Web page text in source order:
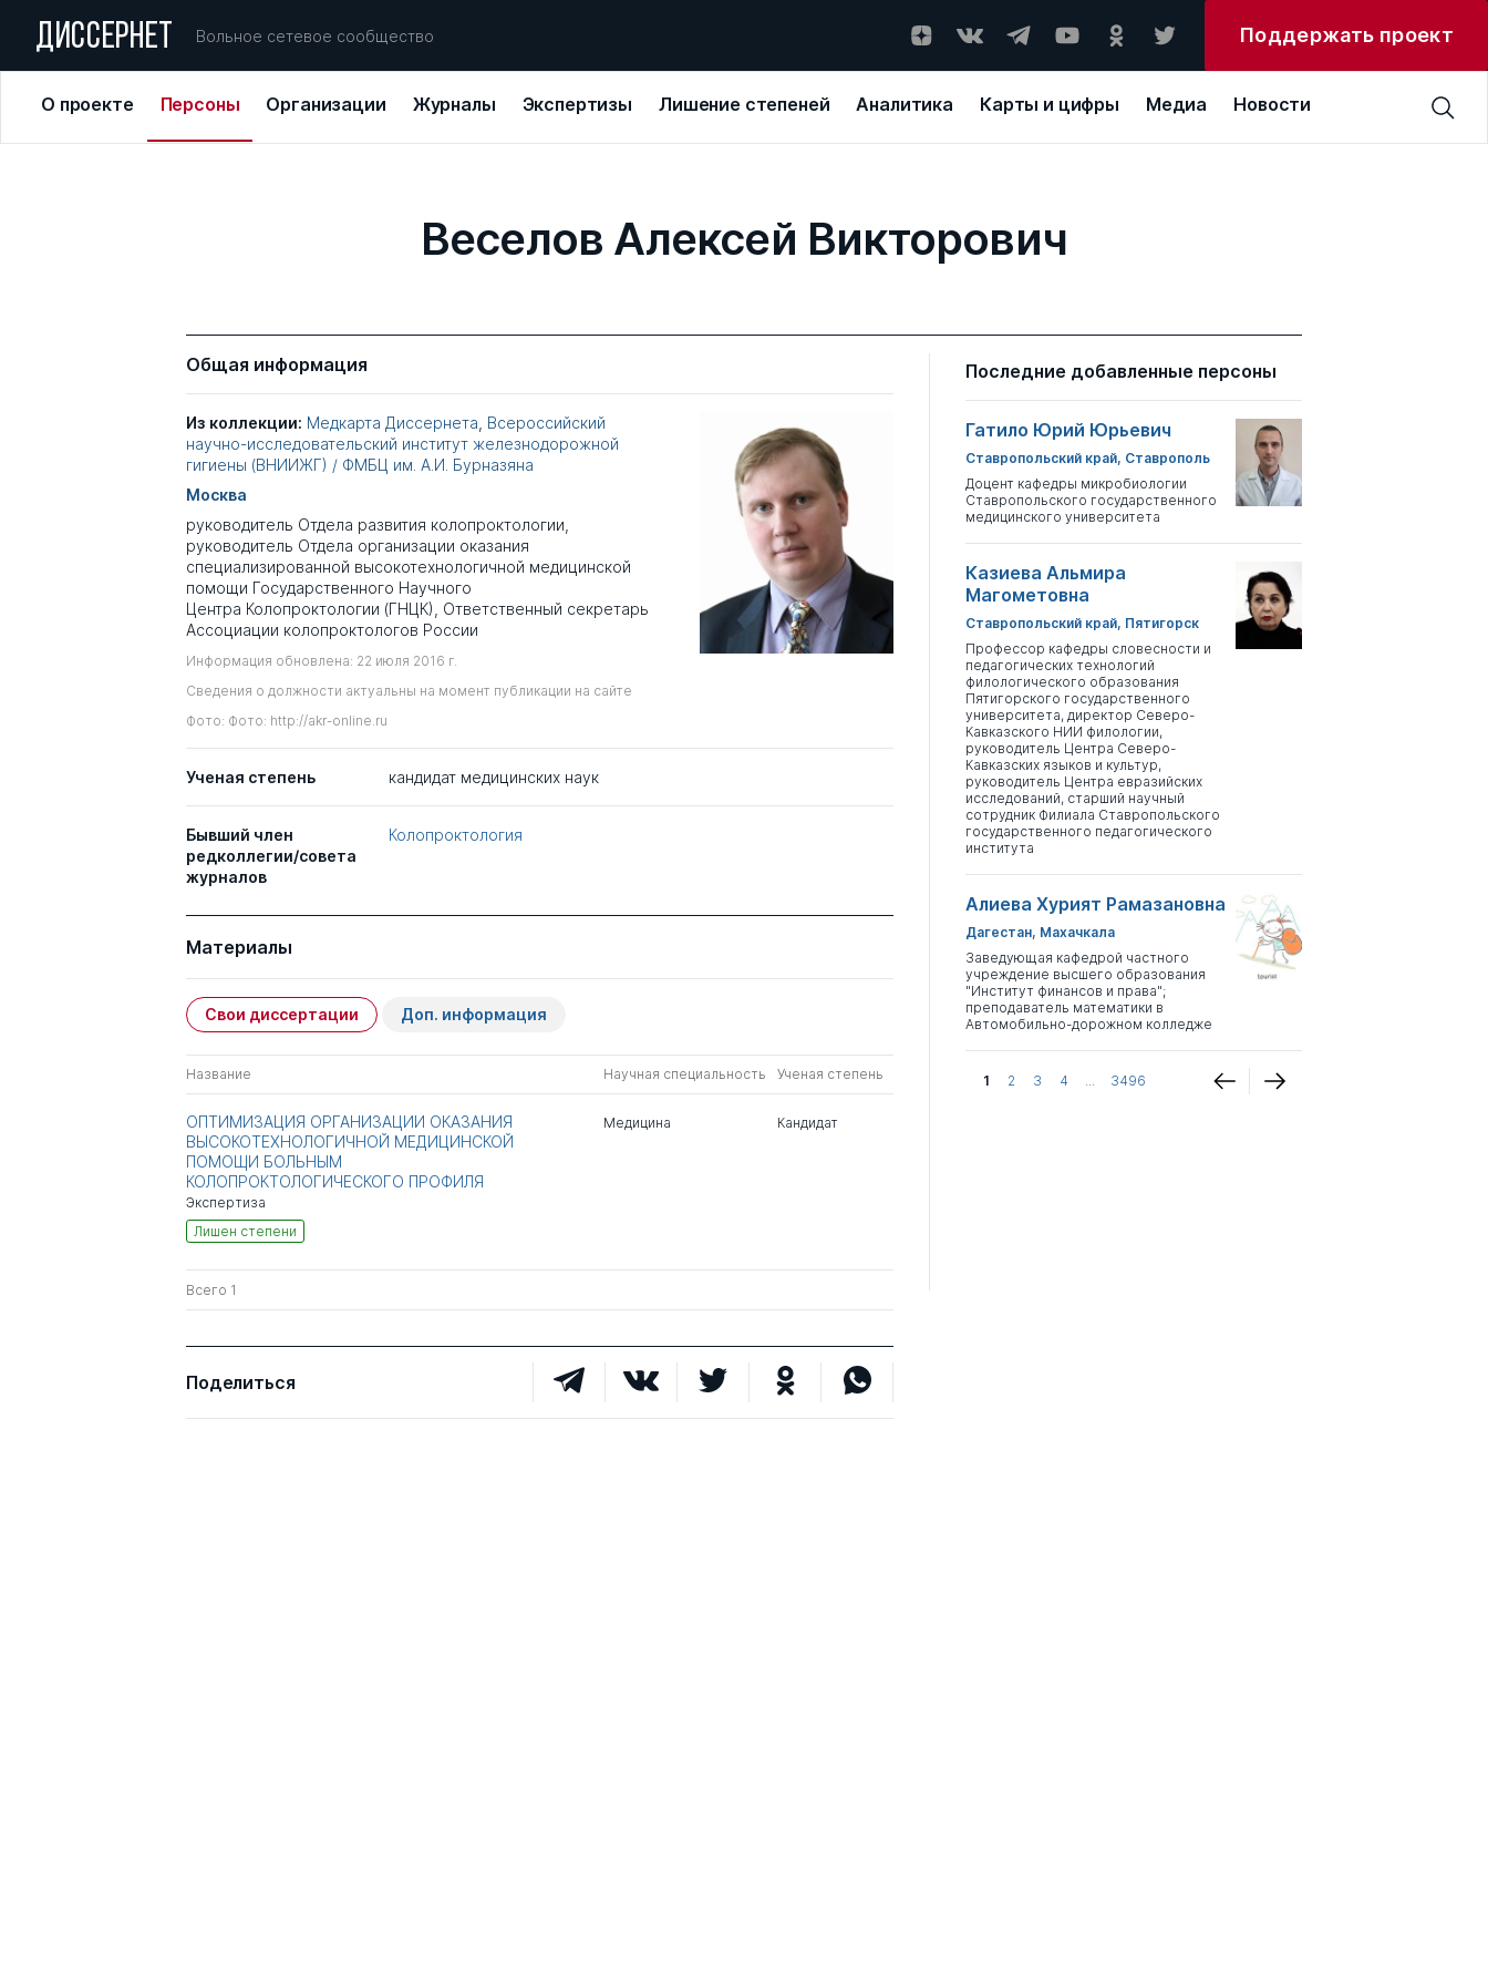
ДИССЕРНЕТ Вольное сетевое сообщество Поддержать проект
О проекте Персоны Организации Журналы Экспертизы Лишение степеней Аналитика Карты и цифры Медиа Новости
Веселов Алексей Викторович
Общая информация
Из коллекции: Медкарта Диссернета Всероссийский
научно-исследовательский институт железнодорожной
гигиены (ВНИИЖГ) / ФМБЦ им. А.И. Бурназяна
Москва
руководитель Отдела развития колопроктологии,
руководитель Отдела организации оказания
специализированной высокотехнологичной медицинской
помощи Государственного Научного
Центра Колопроктологии (ГНЦК), Ответственный секретарь
Ассоциации колопроктологов России
Информация обновлена: 22 июля 2016 г.
Сведения о должности актуальны на момент публикации на сайте
Фото: Фото: http://akr-online.ru
Ученая степень кандидат медицинских наук
Бывший член
редколлегии/совета
журналов
Колопроктология
Материалы
Свои диссертации Доп. информация
Название Научная специальность Ученая степень
ОПТИМИЗАЦИЯ ОРГАНИЗАЦИИ ОКАЗАНИЯ
ВЫСОКОТЕХНОЛОГИЧНОЙ МЕДИЦИНСКОЙ
ПОМОЩИ БОЛЬНЫМ
КОЛОПРОКТОЛОГИЧЕСКОГО ПРОФИЛЯ
Экспертиза
Лишен степени
Медицина Кандидат
Всего 1
Поделиться
Последние добавленные персоны
Гатило Юрий Юрьевич
Ставропольский край, Ставрополь
Доцент кафедры микробиологии
Ставропольского государственного
медицинского университета
Казиева Альмира
Магометовна
Ставропольский край, Пятигорск
Профессор кафедры словесности и
педагогических технологий
филологического образования
Пятигорского государственного
университета, директор Северо-
Кавказского НИИ филологии,
руководитель Центра Северо-
Кавказских языков и культур,
руководитель Центра евразийских
исследований, старший научный
сотрудник Филиала Ставропольского
государственного педагогического
института
Алиева Хурият Рамазановна
Дагестан, Махачкала
Заведующая кафедрой частного
учреждение высшего образования
"Институт финансов и права";
преподаватель математики в
Автомобильно-дорожном колледже
1 2 3 4 ... 3496